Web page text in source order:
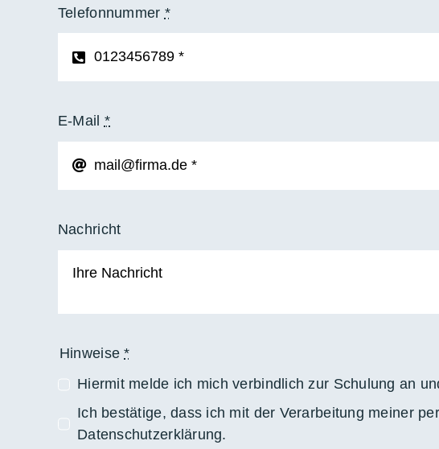
Telefonnummer *
E-Mail *
Nachricht
Hinweise*
Hiermit melde ich mich verbindlich zur Schulung an
Ich bestätige, dass ich mit der Verarbeitung meiner
Datenschutzerklärung.